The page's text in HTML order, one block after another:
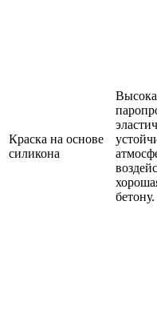
Краска на основе
силикона
бетону.